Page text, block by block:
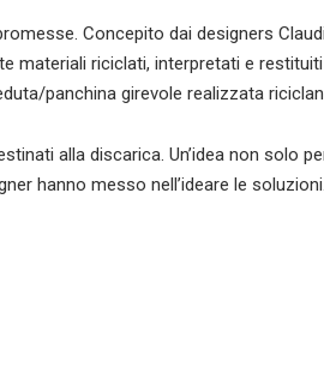
Concepito dai designers
materiali riciclati, interpretati e
panchina girevole realizzata
alla discarica. Un’idea non solo
hanno messo nell’ideare le soluzioni.